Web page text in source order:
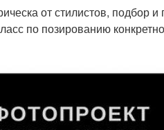
от стилистов, подбор
по позированию